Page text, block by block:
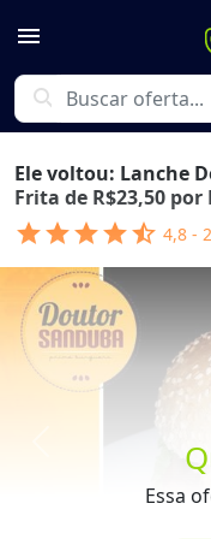
menu
search
Essa
Ele voltou: Lanche
Frita de R$23,50 por
starstarstarstarstar_half 4,8 -